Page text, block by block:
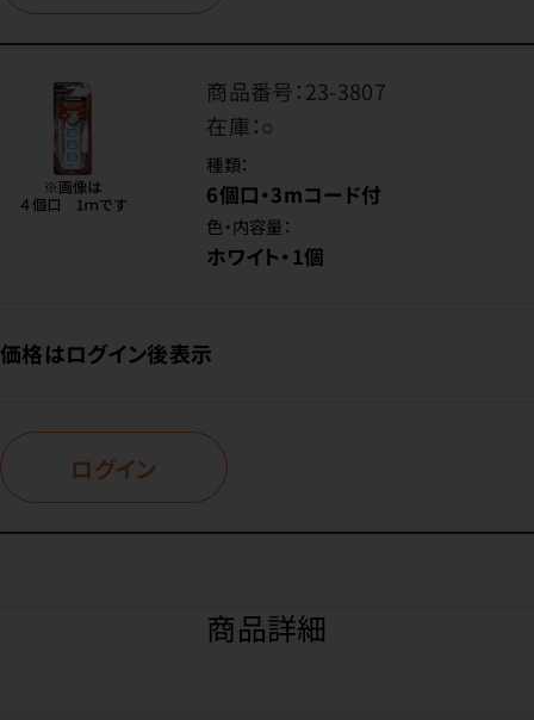
商品番号：23-3807
在庫：○
種類：
6個口・3mコード付
色・内容量：
ホワイト・1個
価格はログイン後表示
ログイン
商品詳細